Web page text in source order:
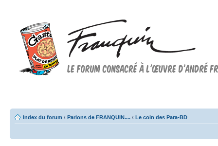
Index du forum ‹ Parlons de FRANQUIN.... ‹ Le coin des Para-BD